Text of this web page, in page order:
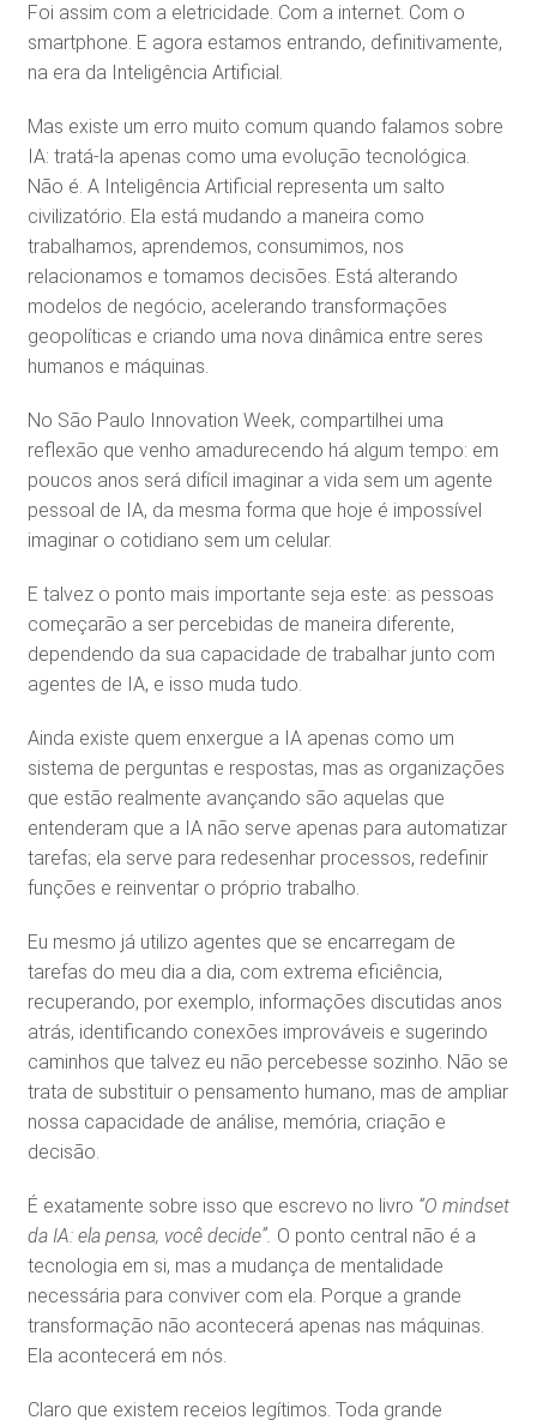
Foi assim com a eletricidade. Com a internet. Com o
smartphone. E agora estamos entrando, definitivamente,
na era da Inteligência Artificial.
Mas existe um erro muito comum quando falamos sobre
IA: tratá-la apenas como uma evolução tecnológica.
Não é. A Inteligência Artificial representa um salto
civilizatório. Ela está mudando a maneira como
trabalhamos, aprendemos, consumimos, nos
relacionamos e tomamos decisões. Está alterando
modelos de negócio, acelerando transformações
geopolíticas e criando uma nova dinâmica entre seres
humanos e máquinas.
No São Paulo Innovation Week, compartilhei uma
reflexão que venho amadurecendo há algum tempo: em
poucos anos será difícil imaginar a vida sem um agente
pessoal de IA, da mesma forma que hoje é impossível
imaginar o cotidiano sem um celular.
E talvez o ponto mais importante seja este: as pessoas
começarão a ser percebidas de maneira diferente,
dependendo da sua capacidade de trabalhar junto com
agentes de IA, e isso muda tudo.
Ainda existe quem enxergue a IA apenas como um
sistema de perguntas e respostas, mas as organizações
que estão realmente avançando são aquelas que
entenderam que a IA não serve apenas para automatizar
tarefas; ela serve para redesenhar processos, redefinir
funções e reinventar o próprio trabalho.
Eu mesmo já utilizo agentes que se encarregam de
tarefas do meu dia a dia, com extrema eficiência,
recuperando, por exemplo, informações discutidas anos
atrás, identificando conexões improváveis e sugerindo
caminhos que talvez eu não percebesse sozinho. Não se
trata de substituir o pensamento humano, mas de ampliar
nossa capacidade de análise, memória, criação e
decisão.
É exatamente sobre isso que escrevo no livro “O mindset
da IA: ela pensa, você decide”. O ponto central não é a
tecnologia em si, mas a mudança de mentalidade
necessária para conviver com ela. Porque a grande
transformação não acontecerá apenas nas máquinas.
Ela acontecerá em nós.
Claro que existem receios legítimos. Toda grande